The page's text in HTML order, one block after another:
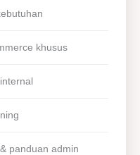
khusus
panduan admin